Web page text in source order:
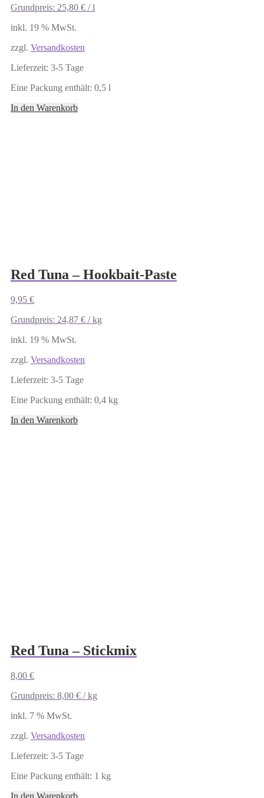
Grundpreis: 25,80 € /l
inkl. 19 % MwSt.
zzgl. Versandkosten
Lieferzeit: 3-5 Tage
Eine Packung enthält: 0,5 l
In den Warenkorb
Red Tuna – Hookbait-Paste
9,95 €
Grundpreis: 24,87 € /kg
inkl. 19 % MwSt.
zzgl. Versandkosten
Lieferzeit: 3-5 Tage
Eine Packung enthält: 0,4 kg
In den Warenkorb
Red Tuna – Stickmix
8,00 €
Grundpreis: 8,00 € /kg
inkl. 7 % MwSt.
zzgl. Versandkosten
Lieferzeit: 3-5 Tage
Eine Packung enthält: 1 kg
In den Warenkorb